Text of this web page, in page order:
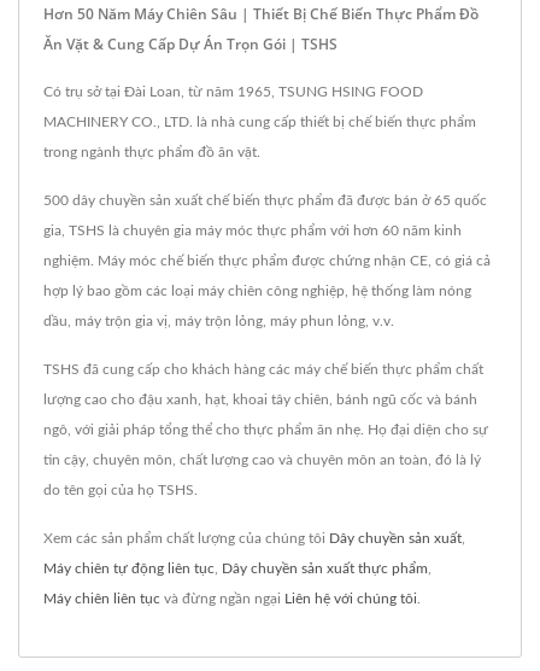
Hơn 50 Năm Máy Chiên Sâu | Thiết Bị Chế Biến Thực Phẩm Đồ
Ăn Vặt & Cung Cấp Dự Án Trọn Gói | TSHS
Có trụ sở tại Đài Loan, từ năm 1965, TSUNG HSING FOOD
MACHINERY CO., LTD. là nhà cung cấp thiết bị chế biến thực phẩm
trong ngành thực phẩm đồ ăn vặt.
500 dây chuyền sản xuất chế biến thực phẩm đã được bán ở 65 quốc
gia, TSHS là chuyên gia máy móc thực phẩm với hơn 60 năm kinh
nghiệm. Máy móc chế biến thực phẩm được chứng nhận CE, có giá cả
hợp lý bao gồm các loại máy chiên công nghiệp, hệ thống làm nóng
dầu, máy trộn gia vị, máy trộn lỏng, máy phun lỏng, v.v.
TSHS đã cung cấp cho khách hàng các máy chế biến thực phẩm chất
lượng cao cho đậu xanh, hạt, khoai tây chiên, bánh ngũ cốc và bánh
ngô, với giải pháp tổng thể cho thực phẩm ăn nhẹ. Họ đại diện cho sự
tin cậy, chuyên môn, chất lượng cao và chuyên môn an toàn, đó là lý
do tên gọi của họ TSHS.
Xem các sản phẩm chất lượng của chúng tôi Dây chuyền sản xuất
Máy chiên tự động liên tục Dây chuyền sản xuất thực phẩm
Máy chiên liên tục và đừng ngần ngại Liên hệ với chúng tôi